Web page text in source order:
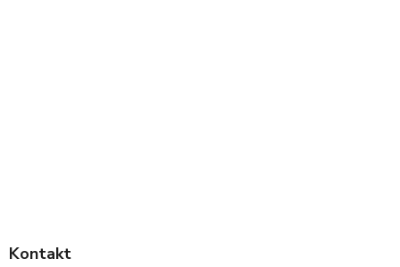
Kontakt